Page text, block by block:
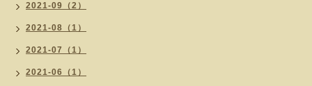
2021-09（2）
2021-08（1）
2021-07（1）
2021-06（1）